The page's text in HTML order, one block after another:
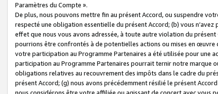
Paramètres du Compte ».
De plus, nous pouvons mettre fin au présent Accord, ou suspendre
respecté une obligation essentielle du présent Accord; (b) vous
effet que nous vous avons adressée, à toute autre violation du
pourrions être confrontés à de potentielles actions ou mises en
votre participation au Programme Partenaires a été utilisée pour une
participation au Programme Partenaires pourrait ternir notre marque
obligations relatives au recouvrement des impôts dans le cadre du
présent Accord; (g) nous avons précédemment résilié le présent
nous considérons être votre affiliée ou agissant de concert avec vous